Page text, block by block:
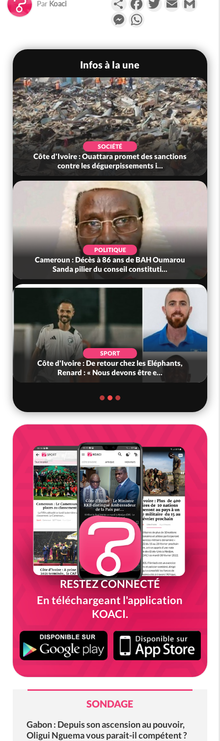
Par Koaci
Messenger
Infos à la une
SOCIÉTÉ
Côte d'Ivoire : Ouattara promet des sanctions
contre les déguerpissements i...
POLITIQUE
Cameroun : Décès à 86 ans de BAH Oumarou
Sanda pilier du conseil constituti...
SPORT
Côte d'Ivoire : De retour chez les Eléphants,
Renard : « Nous devons être e...
RESTEZ CONNECTÉ
En téléchargeant l'application
KOACI.
SONDAGE
Gabon : Depuis son ascension au pouvoir,
Oligui Nguema vous parait-il compétent ?